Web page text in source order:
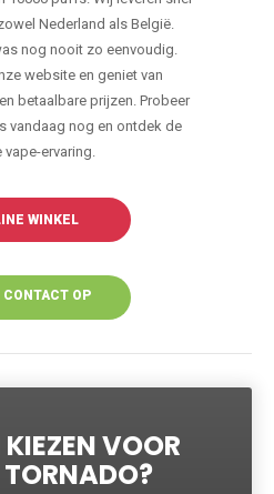
Nederland als België.
nog nooit zo eenvoudig.
website en geniet van
betaalbare prijzen. Probeer
vandaag nog en ontdek de
vape-ervaring.
WINKEL
CONTACT OP
VOOR